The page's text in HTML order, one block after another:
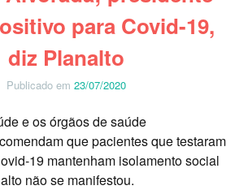
para Covid-19,
diz Planalto
Publicado em 23/07/2020
e os órgãos de saúde
que pacientes que testaram
19 mantenham isolamento social
não se manifestou.